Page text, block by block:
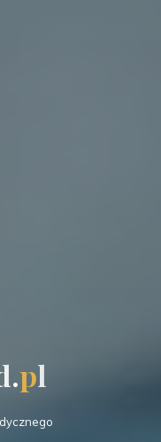
.pl